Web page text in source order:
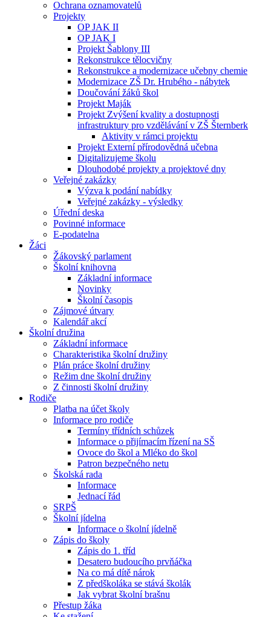
Ochrana oznamovatelů
Projekty
OP JAK II
OP JAK I
Projekt Šablony III
Rekonstrukce tělocvičny
Rekonstrukce a modernizace učebny chemie
Modernizace ZŠ Dr. Hrubého - nábytek
Doučování žáků škol
Projekt Maják
Projekt Zvýšení kvality a dostupnosti
infrastruktury pro vzdělávání v ZŠ Šternberk
Aktivity v rámci projektu
Projekt Externí přírodovědná učebna
Digitalizujeme školu
Dlouhodobé projekty a projektové dny
Veřejné zakázky
Výzva k podání nabídky
Veřejné zakázky - výsledky
Úřední deska
Povinné informace
E-podatelna
Žáci
Žákovský parlament
Školní knihovna
Základní informace
Novinky
Školní časopis
Zájmové útvary
Kalendář akcí
Školní družina
Základní informace
Charakteristika školní družiny
Plán práce školní družiny
Režim dne školní družiny
Z činnosti školní družiny
Rodiče
Platba na účet školy
Informace pro rodiče
Termíny třídních schůzek
Informace o přijímacím řízení na SŠ
Ovoce do škol a Mléko do škol
Patron bezpečného netu
Školská rada
Informace
Jednací řád
SRPŠ
Školní jídelna
Informace o školní jídelně
Zápis do školy
Zápis do 1. tříd
Desatero budoucího prvňáčka
Na co má dítě nárok
Z předškoláka se stává školák
Jak vybrat školní brašnu
Přestup žáka